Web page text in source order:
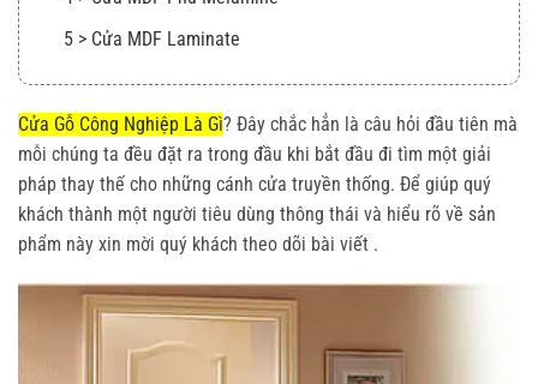
5 > Cửa MDF Laminate
Báo Giá Các Loại Cửa HDF &MDF
1 > Cửa HDF Sơn NC
2 > Cửa HDF Veneer
3 > Cửa MDF Veneer
4 > Cửa MDF Melamine
5 > Cửa MDF Laminate
Tin liên quan:
Cửa Gỗ Công Nghiệp Là Gì? Đây chắc hẳn là câu hỏi đầu tiên mà
mỗi chúng ta đều đặt ra trong đầu khi bắt đầu đi tìm một giải
pháp thay thế cho những cánh cửa truyền thống. Để giúp quý
khách thành một người tiêu dùng thông thái và hiểu rõ về sản
phẩm này xin mời quý khách theo dõi bài viết .